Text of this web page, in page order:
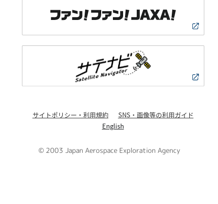
サイトポリシー・利用規約
SNS・画像等の利用ガイド
English
© 2003 Japan Aerospace Exploration Agency